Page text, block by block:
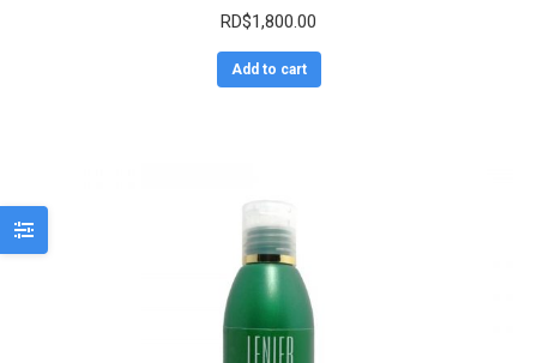
RD$1,800.00
Add to cart